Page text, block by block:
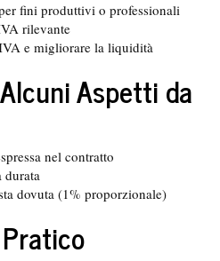
fini produttivi o professionali
rilevante
e migliorare la liquidità
Aspetti da
nel contratto
durata
dovuta (1% proporzionale)